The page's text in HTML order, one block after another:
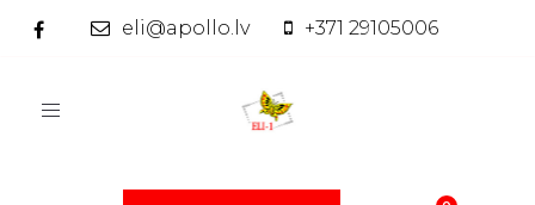
eli@apollo.lv +371 29105006
Toggle